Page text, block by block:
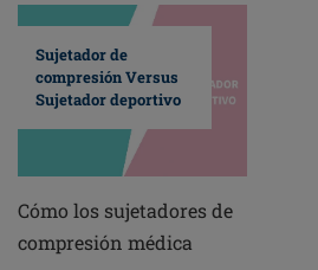
Sujetador de
compresión Versus
Sujetador deportivo
Cómo los sujetadores de
compresión médica